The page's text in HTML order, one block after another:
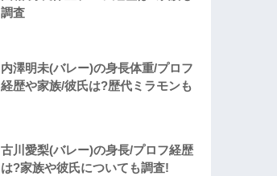
調査
内澤明未(バレー)の身長体重/プロフ
経歴や家族/彼氏は?歴代ミラモンも
古川愛梨(バレー)の身長/プロフ経歴
は?家族や彼氏についても調査!